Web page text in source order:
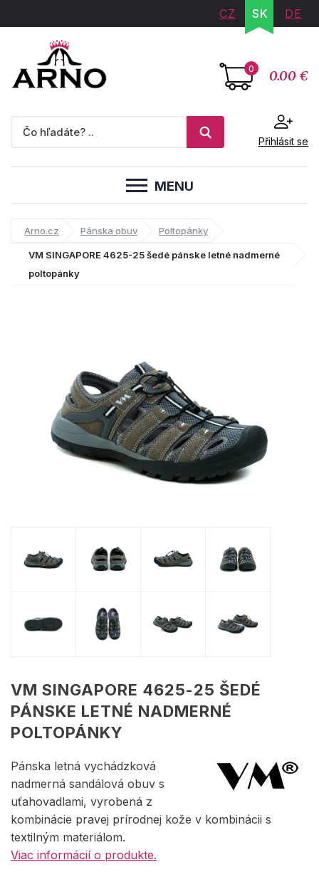
CZ SK DE
0 0.00 €
Přihlásit se
MENU
Arno.cz Pánska obuv Poltopánky
VM SINGAPORE 4625-25 šedé pánske letné nadmerné
poltopánky
VM SINGAPORE 4625-25 ŠEDÉ
PÁNSKE LETNÉ NADMERNÉ
POLTOPÁNKY
Pánska letná vychádzková
nadmerná sandálová obuv s
uťahovadlami, vyrobená z
kombinácie pravej prírodnej kože v kombinácii s
textilným materiálom.
Viac informácií o produkte.